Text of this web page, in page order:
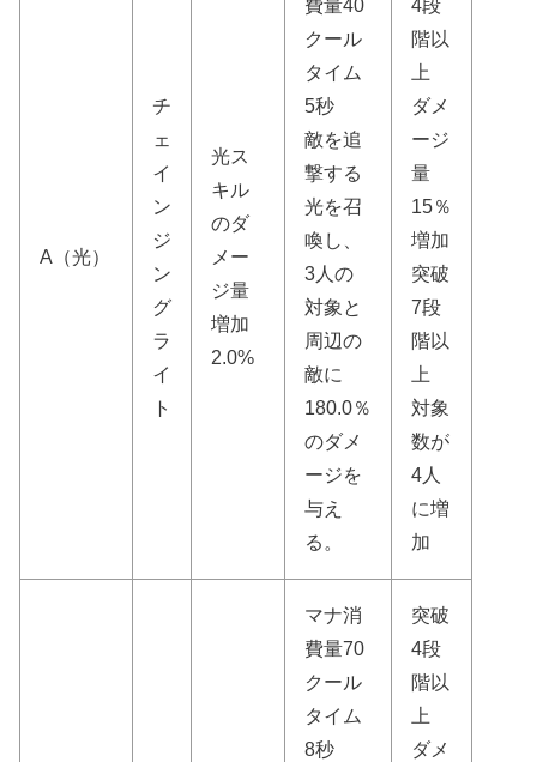
A（光）
チ
ェ
イ
ン
ジ
ン
グ
ラ
イ
ト
光ス
キル
のダ
メー
ジ量
増加
2.0%
費量40
クール
タイム
5秒
敵を追
撃する
光を召
喚し、
3人の
対象と
周辺の
敵に
180.0％
のダメ
ージを
与え
る。
4段
階以
上
ダメ
ージ
量
15％
増加
突破
7段
階以
上
対象
数が
4人
に増
加
マナ消
費量70
クール
タイム
8秒
突破
4段
階以
上
ダメ